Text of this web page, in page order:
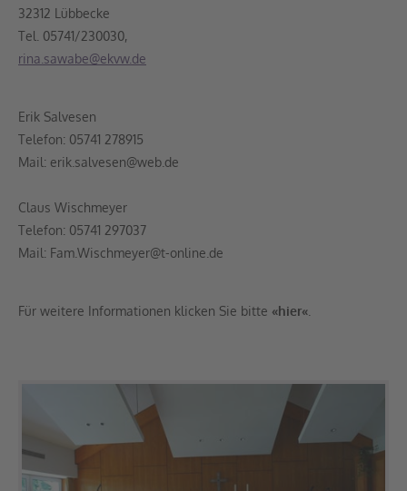
32312 Lübbecke
Tel. 05741/230030,
rina.sawabe@ekvw.de
Erik Salvesen
Telefon: 05741 278915
Mail: erik.salvesen@web.de
Claus Wischmeyer
Telefon: 05741 297037
Mail: Fam.Wischmeyer@t-online.de
Für weitere Informationen klicken Sie bitte «hier«